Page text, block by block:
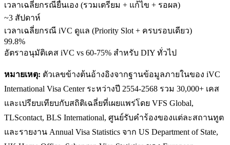
เวลาเฉลี่ยกรณียื่นเอง (รวมเตรียม + แก้ไข + รอผล)
~3 สัปดาห์
เวลาเฉลี่ยกรณี iVC ดูแล (Priority Slot + ครบรอบเดียว)
99.8%
อัตราอนุมัติเคส iVC vs 60-75% สำหรับ DIY ทั่วไป
หมายเหตุ: ตัวเลขข้างต้นอ้างอิงจากฐานข้อมูลภายในของ iVC
International Visa Center ระหว่างปี 2554-2568 รวม 30,000+ เคส
และเปรียบเทียบกับสถิติเฉลี่ยที่เผยแพร่โดย VFS Global,
TLScontact, BLS International, ศูนย์รับคำร้องของแต่ละสถานทูต
และรายงาน Annual Visa Statistics จาก US Department of State,